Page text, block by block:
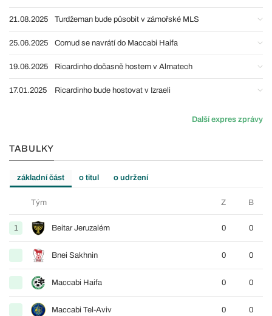
21.08.2025 Turdžeman bude působit v zámořské MLS
25.06.2025 Cornud se navrátí do Maccabi Haifa
19.06.2025 Ricardinho dočasně hostem v Almatech
17.01.2025 Ricardinho bude hostovat v Izraeli
Další expres zprávy
TABULKY
základní část o titul o udržení
Tým Z B
1 Beitar Jeruzalém 0 0
Bnei Sakhnin 0 0
Maccabi Haifa 0 0
Maccabi Tel-Aviv 0 0